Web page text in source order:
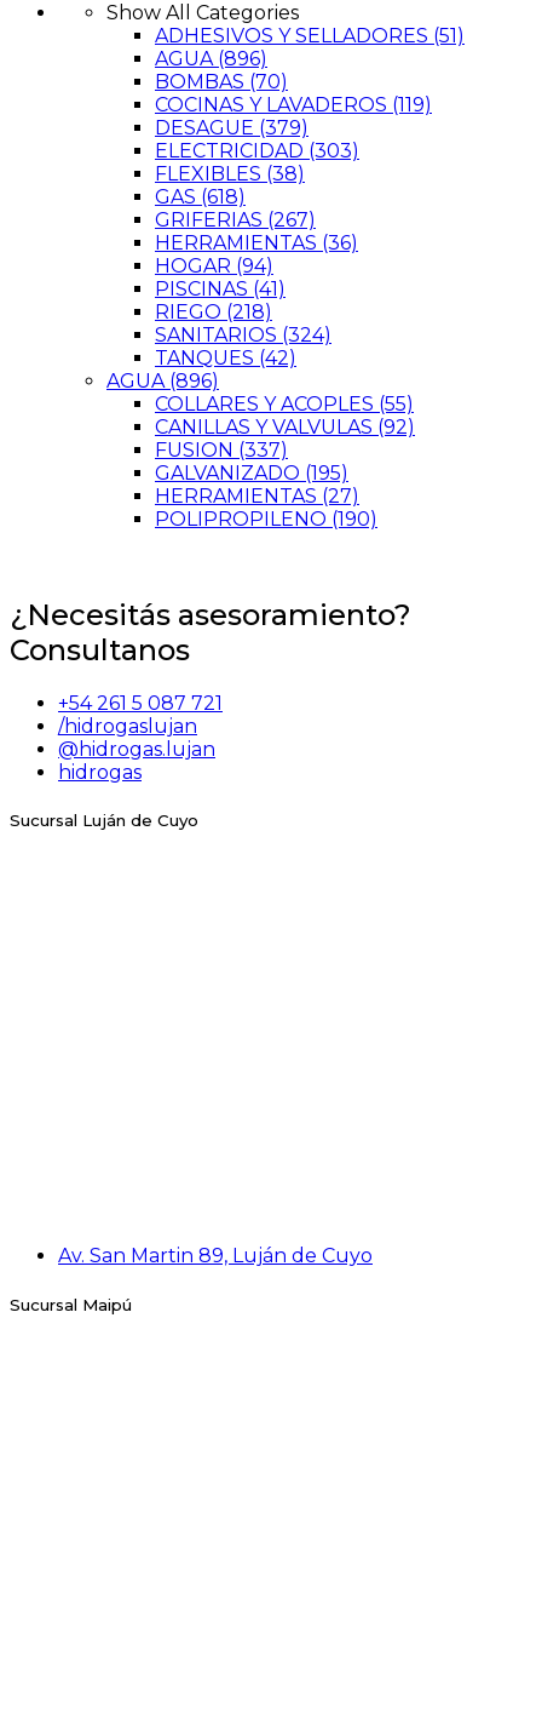
Show All Categories
ADHESIVOS Y SELLADORES (51)
AGUA (896)
BOMBAS (70)
COCINAS Y LAVADEROS (119)
DESAGUE (379)
ELECTRICIDAD (303)
FLEXIBLES (38)
GAS (618)
GRIFERIAS (267)
HERRAMIENTAS (36)
HOGAR (94)
PISCINAS (41)
RIEGO (218)
SANITARIOS (324)
TANQUES (42)
AGUA (896)
COLLARES Y ACOPLES (55)
CANILLAS Y VALVULAS (92)
FUSION (337)
GALVANIZADO (195)
HERRAMIENTAS (27)
POLIPROPILENO (190)
¿Necesitás asesoramiento?
Consultanos
+54 261 5 087 721
/hidrogaslujan
@hidrogas.lujan
hidrogas
Sucursal Luján de Cuyo
Av. San Martin 89, Luján de Cuyo
Sucursal Maipú